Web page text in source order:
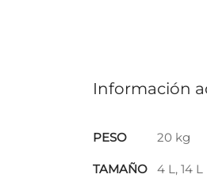
Información
PESO 20 kg
TAMAÑO 4 L, 14 L